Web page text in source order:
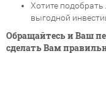
Хотите
выгодной
Обращайтесь и Ваш
сделать Вам